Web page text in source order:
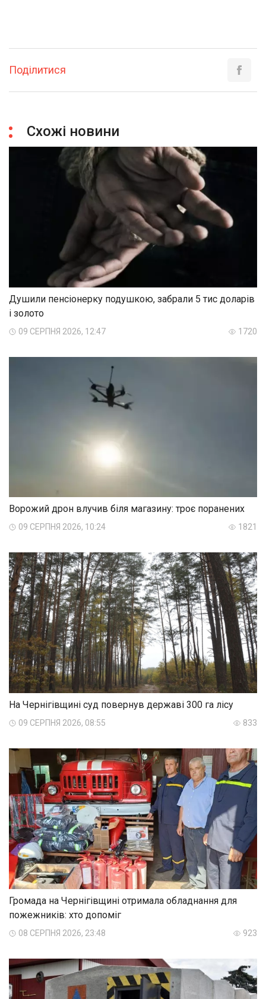
Поділитися
Схожі новини
Душили пенсіонерку подушкою, забрали 5 тис доларів
і золото
09 СЕРПНЯ 2026, 12:47 1720
Ворожий дрон влучив біля магазину: троє поранених
09 СЕРПНЯ 2026, 10:24 1821
На Чернігівщині суд повернув державі 300 га лісу
09 СЕРПНЯ 2026, 08:55 833
Громада на Чернігівщині отримала обладнання для
пожежників: хто допоміг
08 СЕРПНЯ 2026, 23:48 923